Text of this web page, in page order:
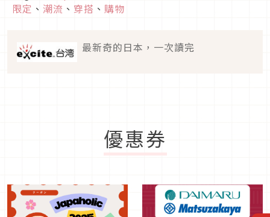
限定 、 潮流 、 穿搭 、 購物
最新奇的日本，一次讀完
優惠券